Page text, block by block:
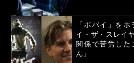
「ポパイ」を
イ・ザ・スレイ
関係で苦労し
ん」